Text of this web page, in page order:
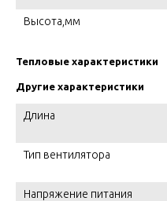
Высота,мм
Тепловые характеристики
Другие характеристики
Длина
Тип вентилятора
Напряжение питания